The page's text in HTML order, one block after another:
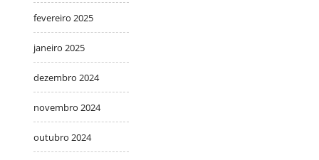
fevereiro 2025
janeiro 2025
dezembro 2024
novembro 2024
outubro 2024